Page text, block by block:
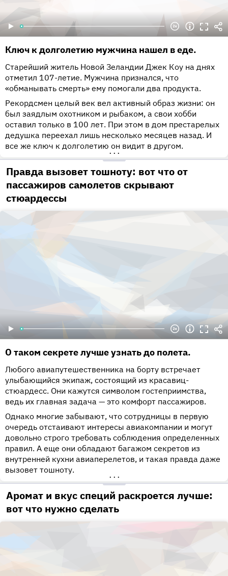
Ключ к долголетию мужчина нашел в еде.
Старейший житель Новой Зеландии Джек Коу на днях
отметил 107-летие. Мужчина признался, что
«обманывать смерть» ему помогали два продукта.
Рекордсмен целый век вел активный образ жизни: он
был заядлым охотником и рыбаком, а свои хобби
оставил только в 100 лет. При этом в дом престарелых
дедушка переехал лишь несколько месяцев назад. И
все же ключ к долголетию он видит в другом.
•••
Правда вызовет тошноту: вот что от
пассажиров самолетов скрывают
стюардессы
О таком секрете лучше узнать до полета.
Любого авиапутешественника на борту встречает
улыбающийся экипаж, состоящий из красавиц-
стюардесс. Они кажутся символом гостеприимства,
ведь их главная задача — это комфорт пассажиров.
Однако многие забывают, что сотрудницы в первую
очередь отстаивают интересы авиакомпании и могут
довольно строго требовать соблюдения определенных
правил. А еще они обладают багажом секретов из
внутренней кухни авиаперелетов, и такая правда даже
вызовет тошноту.
•••
Аромат и вкус специй раскроется лучше:
вот что нужно сделать